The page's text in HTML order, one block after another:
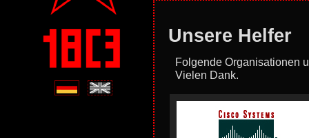
Unsere Helfer
Folgende Organisationen
Vielen Dank.